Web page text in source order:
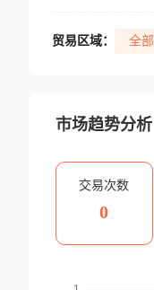
贸易区域： 全部
市场趋势分析
交易次数
0